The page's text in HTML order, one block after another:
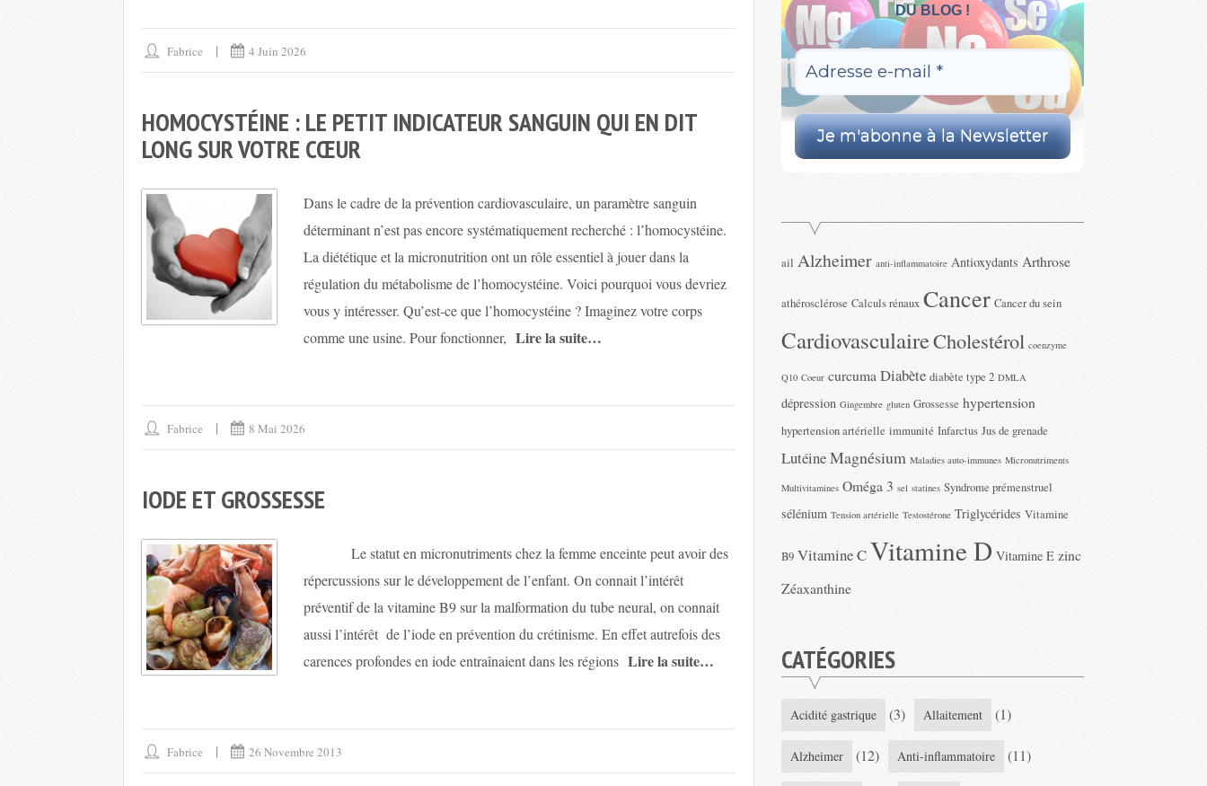
Fabrice 4 Juin 2026
HOMOCYSTÉINE : LE PETIT INDICATEUR SANGUIN QUI EN DIT
LONG SUR VOTRE CŒUR
Dans le cadre de la prévention cardiovasculaire, un paramètre sanguin
déterminant n’est pas encore systématiquement recherché : l’homocystéine.
La diététique et la micronutrition ont un rôle essentiel à jouer dans la
régulation du métabolisme de l’homocystéine. Voici pourquoi vous devriez
vous y intéresser. Qu’est-ce que l’homocystéine ? Imaginez votre corps
comme une usine. Pour fonctionner, Lire la suite…
Fabrice 8 Mai 2026
IODE ET GROSSESSE
Le statut en micronutriments chez la femme enceinte peut avoir des
répercussions sur le développement de l’enfant. On connait l’intérêt
préventif de la vitamine B9 sur la malformation du tube neural, on connait
aussi l’intérêt de l’iode en prévention du crétinisme. En effet autrefois des
carences profondes en iode entraînaient dans les régions Lire la suite…
Fabrice 26 Novembre 2013
DU BLOG !
ail Alzheimer anti-inflammatoire Antioxydants Arthrose
athérosclérose Calculs rénaux Cancer Cancer du sein
CardiovasculaireCholestérol coenzyme
Q10 Coeur curcuma Diabète diabète type 2 DMLA
dépression Gingembre gluten Grossesse hypertension
hypertension artérielle immunité Infarctus Jus de grenade
LutéineMagnésium Maladies auto-immunes Micronutriments
Multivitamines Oméga 3 sel statines Syndrome prémenstruel
sélénium Tension artérielle Testostérone Triglycérides Vitamine
B9 Vitamine CVitamine D Vitamine E zinc
Zéaxanthine
CATÉGORIES
Acidité gastrique (3) Allaitement (1)
Alzheimer (12) Anti-inflammatoire (11)